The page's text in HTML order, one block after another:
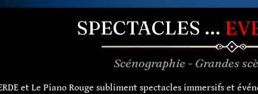
SPECTACLES ...
Scénographie - Grandes
et Le Piano Rouge subliment spectacles immersifs et